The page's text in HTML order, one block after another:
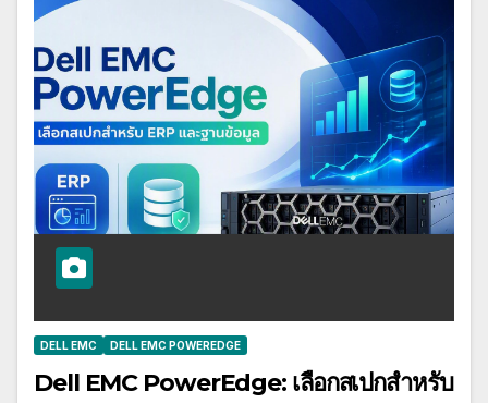
DELL EMC DELL EMC POWEREDGE
Dell EMC PowerEdge: เลือกสเปกสำหรับ